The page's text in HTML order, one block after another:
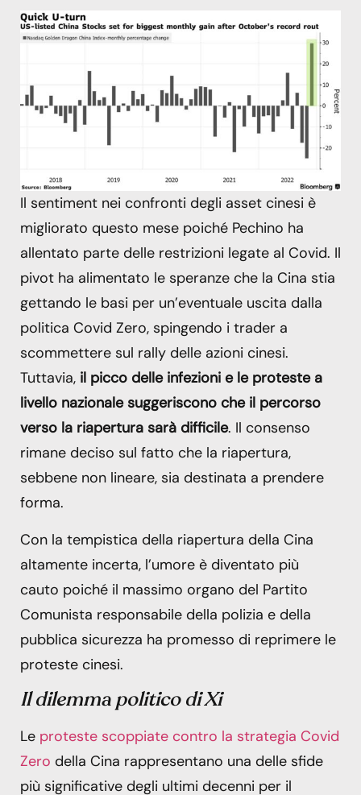
Il sentiment nei confronti degli asset cinesi è
migliorato questo mese poiché Pechino ha
allentato parte delle restrizioni legate al Covid. Il
pivot ha alimentato le speranze che la Cina stia
gettando le basi per un’eventuale uscita dalla
politica Covid Zero, spingendo i trader a
scommettere sul rally delle azioni cinesi.
Tuttavia, il picco delle infezioni e le proteste a
livello nazionale suggeriscono che il percorso
verso la riapertura sarà difficile. Il consenso
rimane deciso sul fatto che la riapertura,
sebbene non lineare, sia destinata a prendere
forma.
Con la tempistica della riapertura della Cina
altamente incerta, l’umore è diventato più
cauto poiché il massimo organo del Partito
Comunista responsabile della polizia e della
pubblica sicurezza ha promesso di reprimere le
proteste cinesi.
Il dilemma politico di Xi
Le proteste scoppiate contro la strategia Covid
Zero della Cina rappresentano una delle sfide
più significative degli ultimi decenni per il